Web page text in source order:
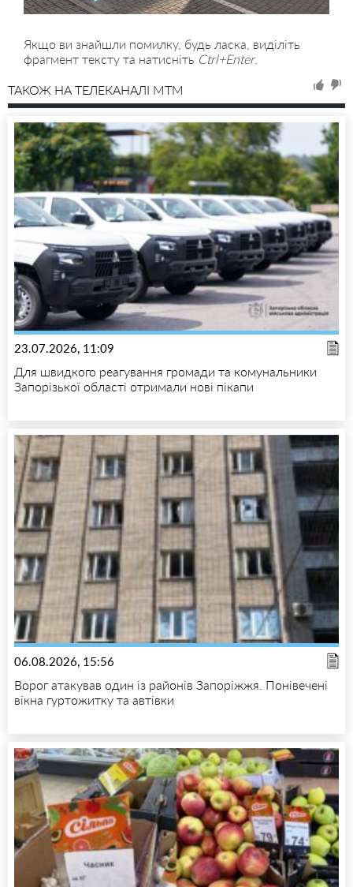
Якщо ви знайшли помилку, будь ласка, виділіть
фрагмент тексту та натисніть Ctrl+Enter.
ТАКОЖ НА ТЕЛЕКАНАЛІ MTM
23.07.2026, 11:09
Для швидкого реагування громади та комунальники
Запорізької області отримали нові пікапи
06.08.2026, 15:56
Ворог атакував один із районів Запоріжжя. Понівечені
вікна гуртожитку та автівки